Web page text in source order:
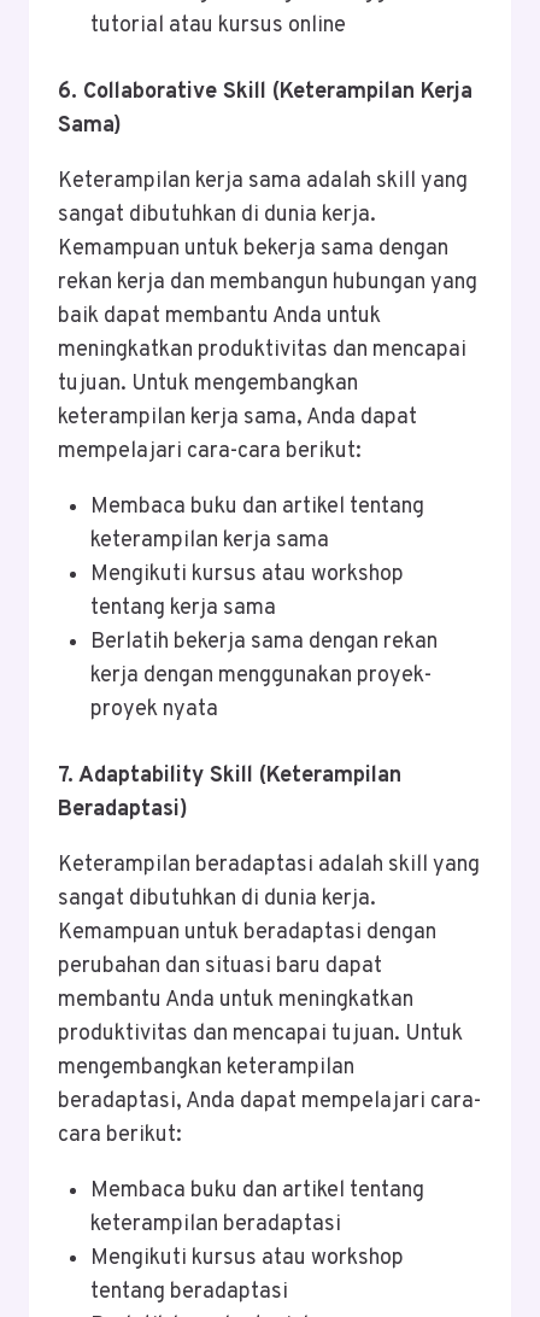
tutorial atau kursus online
6. Collaborative Skill (Keterampilan Kerja
Sama)
Keterampilan kerja sama adalah skill yang
sangat dibutuhkan di dunia kerja.
Kemampuan untuk bekerja sama dengan
rekan kerja dan membangun hubungan yang
baik dapat membantu Anda untuk
meningkatkan produktivitas dan mencapai
tujuan. Untuk mengembangkan
keterampilan kerja sama, Anda dapat
mempelajari cara-cara berikut:
Membaca buku dan artikel tentang
keterampilan kerja sama
Mengikuti kursus atau workshop
tentang kerja sama
Berlatih bekerja sama dengan rekan
kerja dengan menggunakan proyek-
proyek nyata
7. Adaptability Skill (Keterampilan
Beradaptasi)
Keterampilan beradaptasi adalah skill yang
sangat dibutuhkan di dunia kerja.
Kemampuan untuk beradaptasi dengan
perubahan dan situasi baru dapat
membantu Anda untuk meningkatkan
produktivitas dan mencapai tujuan. Untuk
mengembangkan keterampilan
beradaptasi, Anda dapat mempelajari cara-
cara berikut:
Membaca buku dan artikel tentang
keterampilan beradaptasi
Mengikuti kursus atau workshop
tentang beradaptasi